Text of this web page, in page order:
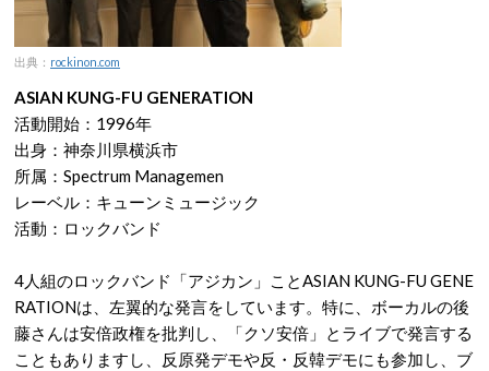
出典： rockinon.com
ASIAN KUNG-FU GENERATION
活動開始：1996年
出身：神奈川県横浜市
所属：Spectrum Managemen
レーベル：キューンミュージック
活動：ロックバンド
4人組のロックバンド「アジカン」ことASIAN KUNG-FU GENE
RATIONは、左翼的な発言をしています。特に、ボーカルの後
藤さんは安倍政権を批判し、「クソ安倍」とライブで発言する
こともありますし、反原発デモや反・反韓デモにも参加し、ブ